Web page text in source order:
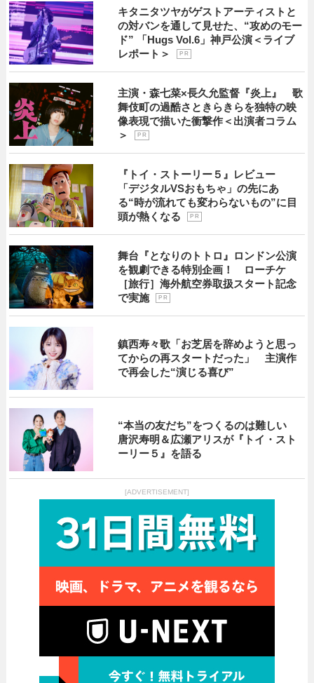
キタニタツヤがゲストアーティストと
の対バンを通して見せた、“攻めのモー
ド” 「Hugs Vol.6」神戸公演＜ライブ
レポート＞
P R
主演・森七菜×長久允監督『炎上』 歌
舞伎町の過酷さときらきらを独特の映
像表現で描いた衝撃作＜出演者コラム
＞
P R
『トイ・ストーリー５』レビュー
「デジタルVSおもちゃ」の先にあ
る“時が流れても変わらないもの”に目
頭が熱くなる
P R
舞台『となりのトトロ』ロンドン公演
を観劇できる特別企画！ ローチケ
［旅行］海外航空券取扱スタート記念
で実施
P R
鎮西寿々歌「お芝居を辞めようと思っ
てからの再スタートだった」 主演作
で再会した“演じる喜び”
“本当の友だち”をつくるのは難しい
唐沢寿明＆広瀬アリスが『トイ・スト
ーリー５』を語る
[ADVERTISEMENT]